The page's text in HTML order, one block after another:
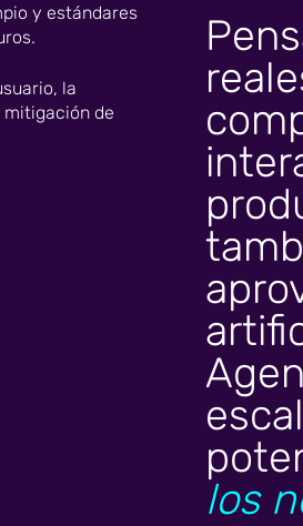
y estándares
la
de
los